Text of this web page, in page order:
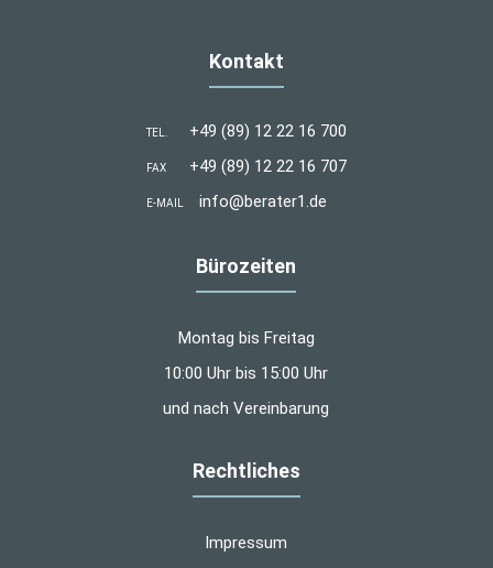
Kontakt
TEL. +49 (89) 12 22 16 700
FAX +49 (89) 12 22 16 707
E-MAIL info@berater1.de
Bürozeiten
Montag bis Freitag
10:00 Uhr bis 15:00 Uhr
und nach Vereinbarung
Rechtliches
Impressum